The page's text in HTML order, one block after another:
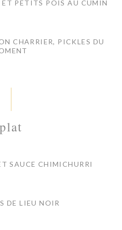
ET PETITS POIS AU CUMIN
CHARRIER, PICKLES DU
plat
SAUCE CHIMICHURRI
DE LIEU NOIR